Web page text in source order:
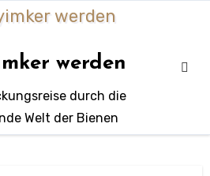
werden
durch die
Welt der Bienen